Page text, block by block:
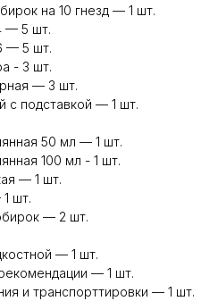
на 10 гнезд — 1 шт.
— 5 шт.
— 5 шт.
- 3 шт.
— 3 шт.
с подставкой — 1 шт.
50 мл — 1 шт.
100 мл - 1 шт.
— 1 шт.
шт.
— 2 шт.
— 1 шт.
— 1 шт.
и транспорттировки — 1 шт.